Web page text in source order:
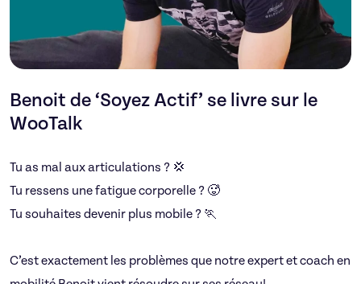
Benoit de ‘Soyez Actif’ se livre sur le
WooTalk
Tu as mal aux articulations ? 💢
Tu ressens une fatigue corporelle ? 🥵
Tu souhaites devenir plus mobile ? 🏃
C’est exactement les problèmes que notre expert et coach en